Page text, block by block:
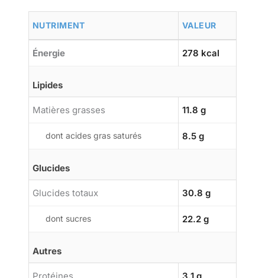
NUTRIMENT VALEUR
Énergie 278 kcal
Lipides
Matières grasses 11.8 g
dont acides gras saturés 8.5 g
Glucides
Glucides totaux 30.8 g
dont sucres 22.2 g
Autres
Protéines 3.1 g